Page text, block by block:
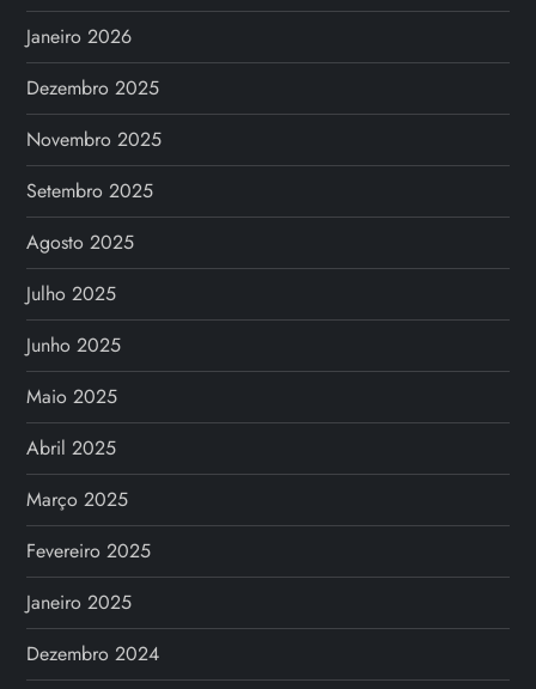
Janeiro 2026
Dezembro 2025
Novembro 2025
Setembro 2025
Agosto 2025
Julho 2025
Junho 2025
Maio 2025
Abril 2025
Março 2025
Fevereiro 2025
Janeiro 2025
Dezembro 2024